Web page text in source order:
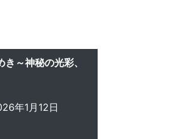
～神秘の光彩、
年1月12日